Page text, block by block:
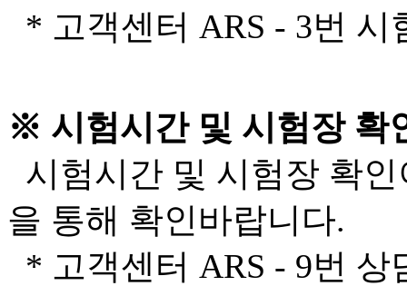
* 고객센터 ARS - 3번 시
※ 시험시간 및 시험장 확
시험시간 및 시험장 확
을 통해 확인바랍니다.
* 고객센터 ARS - 9번 상